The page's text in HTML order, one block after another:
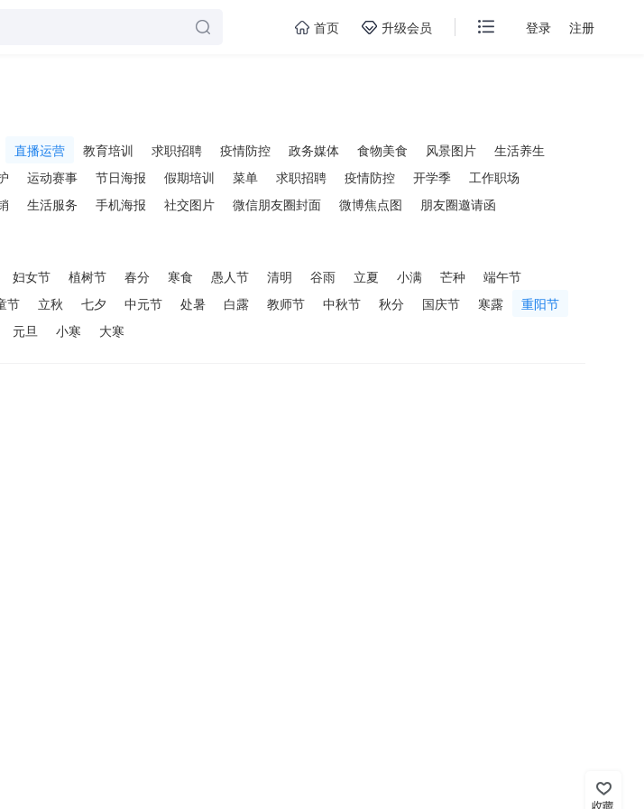
首页 升级会员 登录 注册
直播运营 教育培训 求职招聘 疫情防控 政务媒体 食物美食 风景图片
生活养生
运动赛事 节日海报 假期培训 菜单 求职招聘 疫情防控 开学季
工作职场
生活服务 手机海报 社交图片 微信朋友圈封面 微博焦点图
朋友圈邀请函
妇女节 植树节 春分 寒食 愚人节 清明 谷雨 立夏 小满 芒种
端午节
节 立秋 七夕 中元节 处暑 白露 教师节 中秋节 秋分 国庆节 寒露
重阳节
元旦 小寒 大寒